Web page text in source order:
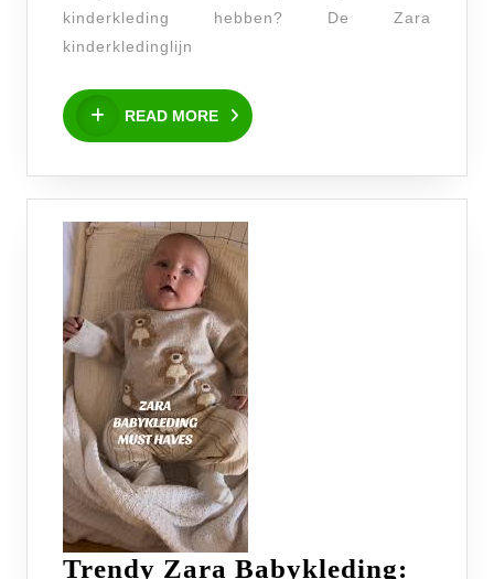
Jonge
kinderkleding hebben? De Zara
kinderkledinglijn
READ MORE
READ
MORE
Trendy Zara Babykleding: